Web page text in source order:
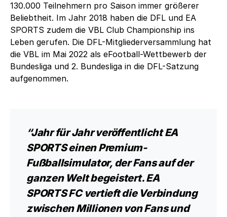
130.000 Teilnehmern pro Saison immer größerer
Beliebtheit. Im Jahr 2018 haben die DFL und EA
SPORTS zudem die VBL Club Championship ins
Leben gerufen. Die DFL-Mitgliederversammlung hat
die VBL im Mai 2022 als eFootball-Wettbewerb der
Bundesliga und 2. Bundesliga in die DFL-Satzung
aufgenommen.
“Jahr für Jahr veröffentlicht EA
SPORTS einen Premium-
Fußballsimulator, der Fans auf der
ganzen Welt begeistert. EA
SPORTS FC vertieft die Verbindung
zwischen Millionen von Fans und